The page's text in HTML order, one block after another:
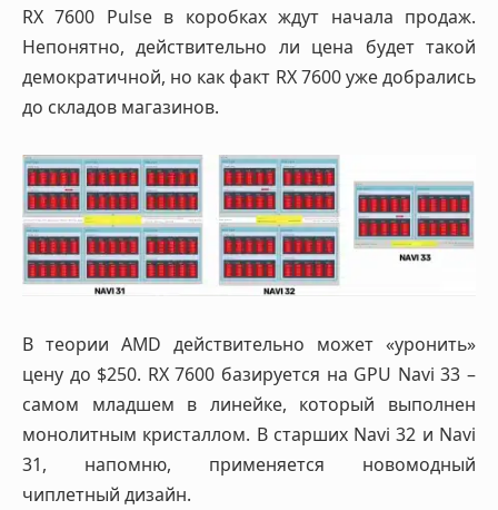
RX 7600 Pulse в коробках ждут начала продаж.
Непонятно, действительно ли цена будет такой
демократичной, но как факт RX 7600 уже добрались
до складов магазинов.
В теории AMD действительно может «уронить»
цену до $250. RX 7600 базируется на GPU Navi 33 –
самом младшем в линейке, который выполнен
монолитным кристаллом. В старших Navi 32 и Navi
31, напомню, применяется новомодный
чиплетный дизайн.